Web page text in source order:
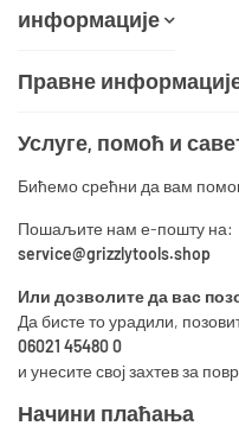
информације
Правне
Услуге, помоћ и
Бићемо срећни да вам
Пошаљите нам е-пошту на:
service@grizzlytools.shop
Или дозволите да вас
Да бисте то урадили,
06021 45480 0
и унесите свој захтев за
Начини плаћања